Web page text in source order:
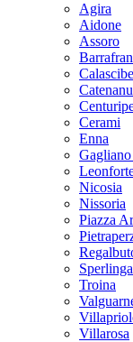
Agira
Aidone
Assoro
Cerami
Enna
Nicosia
Nissoria
Piazza
Sperlinga
Troina
Villarosa